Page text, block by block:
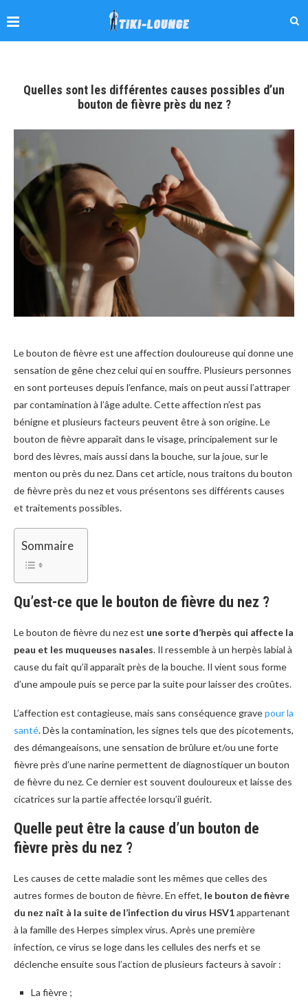
Quelles sont les différentes causes possibles d’un
bouton de fièvre près du nez ?
Le bouton de fièvre est une affection douloureuse qui donne une
sensation de gêne chez celui qui en souffre. Plusieurs personnes
en sont porteuses depuis l’enfance, mais on peut aussi l’attraper
par contamination à l’âge adulte. Cette affection n’est pas
bénigne et plusieurs facteurs peuvent être à son origine. Le
bouton de fièvre apparaît dans le visage, principalement sur le
bord des lèvres, mais aussi dans la bouche, sur la joue, sur le
menton ou près du nez. Dans cet article, nous traitons du bouton
de fièvre près du nez et vous présentons ses différents causes
et traitements possibles.
Sommaire
Qu’est-ce que le bouton de fièvre du nez ?
Le bouton de fièvre du nez est une sorte d’herpès qui affecte la
peau et les muqueuses nasales. Il ressemble à un herpès labial à
cause du fait qu’il apparaît près de la bouche. Il vient sous forme
d’une ampoule puis se perce par la suite pour laisser des croûtes.
L’affection est contagieuse, mais sans conséquence gravepour la
santé. Dès la contamination, les signes tels que des picotements,
des démangeaisons, une sensation de brûlure et/ou une forte
fièvre près d’une narine permettent de diagnostiquer un bouton
de fièvre du nez. Ce dernier est souvent douloureux et laisse des
cicatrices sur la partie affectée lorsqu’il guérit.
Quelle peut être la cause d’un bouton de
fièvre près du nez ?
Les causes de cette maladie sont les mêmes que celles des
autres formes de bouton de fièvre. En effet, le bouton de fièvre
du nez naît à la suite de l’infection du virus HSV1appartenant
à la famille des Herpes simplex virus. Après une première
infection, ce virus se loge dans les cellules des nerfs et se
déclenche ensuite sous l’action de plusieurs facteurs à savoir :
La fièvre ;